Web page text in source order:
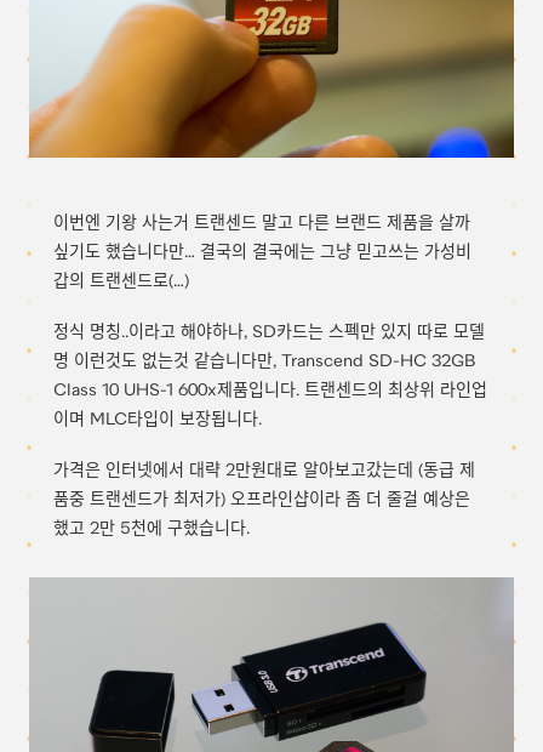
이번엔 기왕 사는거 트랜센드 말고 다른 브랜드 제품을 살까
싶기도 했습니다만… 결국의 결국에는 그냥 믿고쓰는 가성비
갑의 트랜센드로(…)
정식 명칭..이라고 해야하나, SD카드는 스펙만 있지 따로 모델
명 이런것도 없는것 같습니다만, Transcend SD-HC 32GB
Class 10 UHS-1 600x제품입니다. 트랜센드의 최상위 라인업
이며 MLC타입이 보장됩니다.
가격은 인터넷에서 대략 2만원대로 알아보고갔는데 (동급 제
품중 트랜센드가 최저가) 오프라인샵이라 좀 더 줄걸 예상은
했고 2만 5천에 구했습니다.